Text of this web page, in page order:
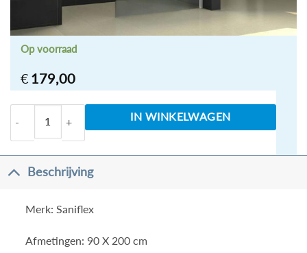
€ 179,00
Op voorraad
Inloopdouche anti kalk 90cm aantal
IN WINKELWAGEN
Beschrijving
Merk: Saniflex
Afmetingen: 90 X 200 cm